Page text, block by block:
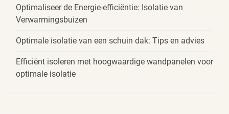
Optimaliseer de Energie-efficiëntie: Isolatie van
Verwarmingsbuizen
Optimale isolatie van een schuin dak: Tips en advies
Efficiënt isoleren met hoogwaardige wandpanelen voor
optimale isolatie